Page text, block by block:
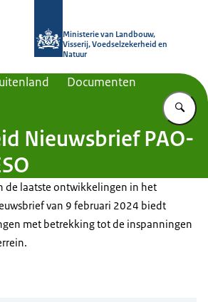
Ministerie van Landbouw,
Visserij, Voedselzekerheid en
Natuur
Documenten
Nieuwsbrief PAO-
de laatste ontwikkelingen in het
van 9 februari 2024 biedt
met betrekking tot de inspanningen